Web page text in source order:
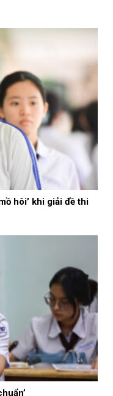
hôi’ khi giải đề thi